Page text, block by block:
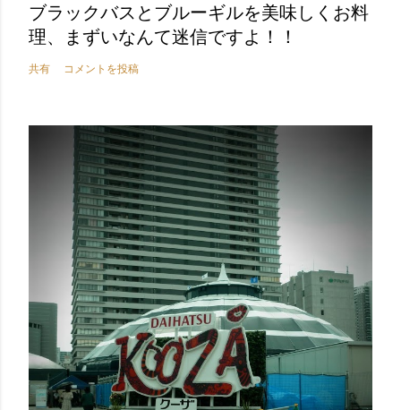
ブラックバスとブルーギルを美味しくお料
理、まずいなんて迷信ですよ！！
共有 コメントを投稿